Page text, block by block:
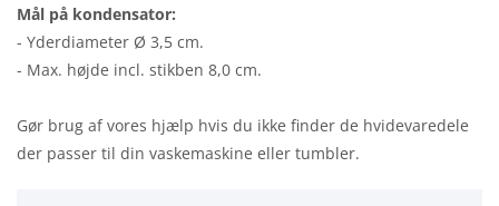
Mål på kondensator:
- Yderdiameter Ø 3,5 cm.
- Max. højde incl. stikben 8,0 cm.
Gør brug af vores hjælp hvis du ikke finder de hvidevaredele
der passer til din vaskemaskine eller tumbler.